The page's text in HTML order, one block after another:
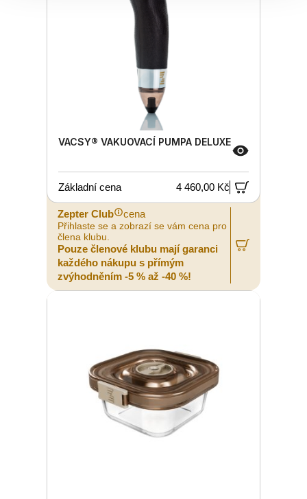
VACSY® VAKUOVACÍ PUMPA DELUXE
Základní cena 4 460,00 Kč
Zepter Club cena
Přihlaste se a zobrazí se vám cena pro
člena klubu.
Pouze členové klubu mají garanci
každého nákupu s přímým
zvýhodněním -5 % až -40 %!